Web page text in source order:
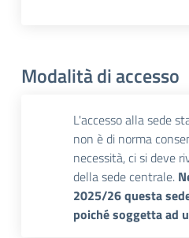
Modalità di accesso
L'accesso alla sede
non è di norma
necessità, ci si deve
della sede centrale.
2025/26 questa
poiché soggetta ad